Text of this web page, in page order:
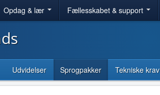
Opdag & lær Fællesskabet & support
Udvidelser Sprogpakker Tekniske krav